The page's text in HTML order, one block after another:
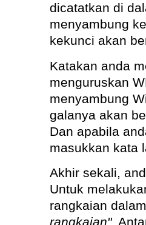
dicatatkan di
menyambung
kekunci akan
Katakan anda
menguruskan
menyambung
galanya akan
Dan apabila
masukkan kata
Akhir sekali,
Untuk
rangkaian
rangkaian".